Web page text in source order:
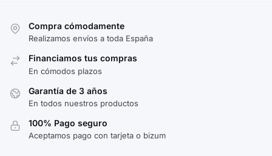
Compra cómodamente
Realizamos envíos a toda España
Financiamos tus compras
En cómodos plazos
Garantía de 3 años
En todos nuestros productos
100% Pago seguro
Aceptamos pago con tarjeta o bizum